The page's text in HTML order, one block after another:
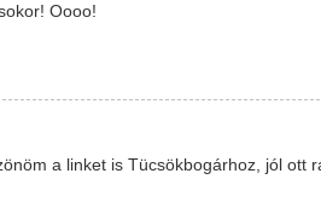
Oooo!
a linket is Tücsökbogárhoz, jól ott